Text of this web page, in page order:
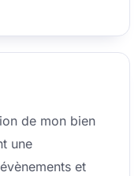
de mon bien
une
et